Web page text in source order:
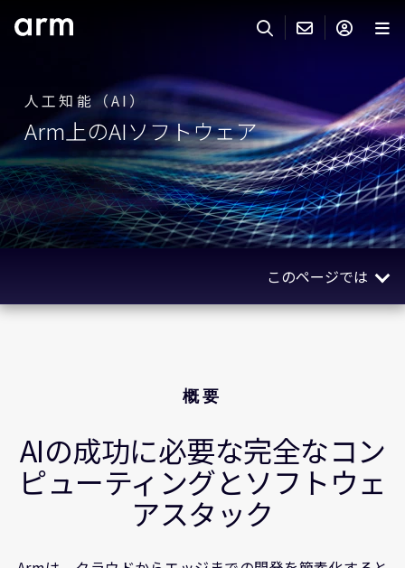
Skip to Footer
サーチ
ARMのお問い合わせ
サポート
IP サポート
Keil Tools
販売
企業様向けFlexible Access
その他のお問い合わせ
研究連携
ウェブサイト
ARMアカウント
Armアカウント
ログインしてArmアカウントにアクセスする。
ログイン
製品
分野
パートナー
人工知能（AI）
Arm上のAIソフトウェア
このページでは
概要
開発者
関連情報
概要
AIの成功に必要な完全なコン
ピューティングとソフトウェ
アスタック